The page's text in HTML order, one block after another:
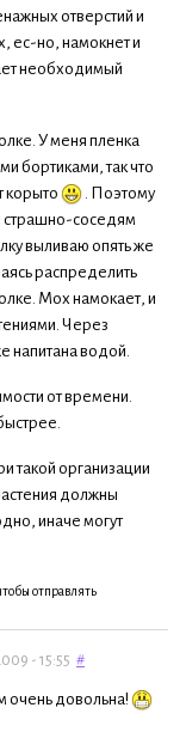
отверстий и
ес-но, намокнет и
необходимый
У меня пленка
бортиками, так что
корыто
. Поэтому
страшно-соседям
выливаю опять же
распределить
Мох намокает, и
Через
напитана водой.
от времени.
такой организации
должны
иначе могут
чтобы отправлять
- 15:55 #
очень довольна!